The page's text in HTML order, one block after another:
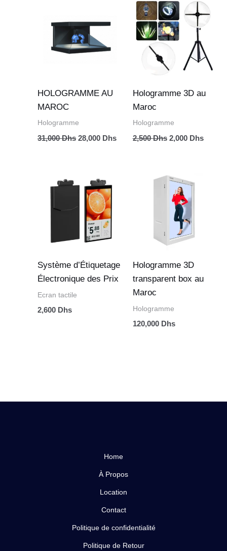
HOLOGRAMME AU
MAROC
Hologramme
31,000Dhs
était :
31,000 Dhs.
28,000 Dhs
actuel
28,000 Dhs.
Hologramme 3D au
Maroc
Hologramme
2,500Dhs
prix
initial
était :
2,500 Dhs.
2,000 Dhs
prix
actuel
est :
Système d’Étiquetage
Électronique des Prix
Ecran tactile
2,600 Dhs
Hologramme 3D
transparent box au
Maroc
Hologramme
120,000 Dhs
Home
À Propos
Location
Contact
Politique de confidentialité
Politique de Retour